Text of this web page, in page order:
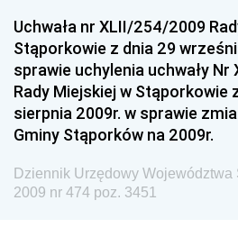
Dziennik Urzędowy
Chemicznego i Lekkiego
Dziennik Urzędowy
Gospodarki Żywnościowej
Społecznej
Dziennik Urzędowy Ministra
Uchwała nr XLII/254/2009
Stąporkowie z dnia 29
sprawie uchylenia uchwały
Rady Miejskiej w Stąporkowie
sierpnia 2009r. w sprawie
Gminy Stąporków na 2009r.
Dziennik Urzędowy
2009 nr 474 poz. 3451